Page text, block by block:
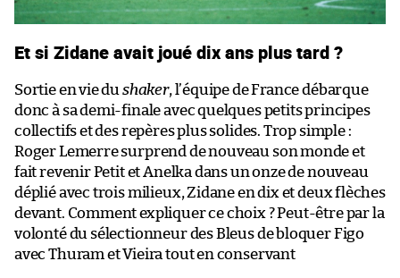
Et si Zidane avait joué dix ans plus tard ?
Sortie en vie du shaker, l’équipe de France débarque
donc à sa demi-finale avec quelques petits principes
collectifs et des repères plus solides. Trop simple :
Roger Lemerre surprend de nouveau son monde et
fait revenir Petit et Anelka dans un onze de nouveau
déplié avec trois milieux, Zidane en dix et deux flèches
devant. Comment expliquer ce choix ? Peut-être par la
volonté du sélectionneur des Bleus de bloquer Figo
avec Thuram et Vieira tout en conservant